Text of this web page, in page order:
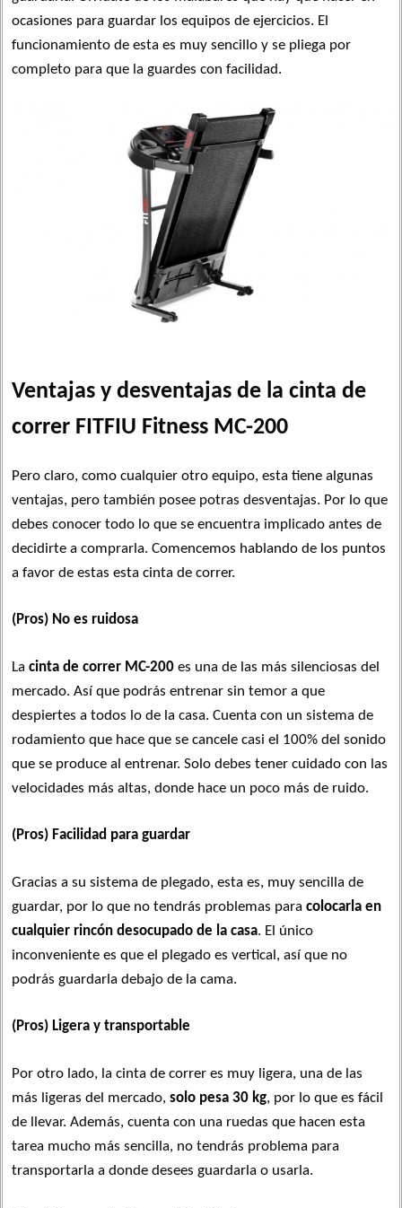
ocasiones para guardar los equipos de ejercicios. El
funcionamiento de esta es muy sencillo y se pliega por
completo para que la guardes con facilidad.
Ventajas y desventajas de la cinta de
correr FITFIU Fitness MC-200
Pero claro, como cualquier otro equipo, esta tiene algunas
ventajas, pero también posee potras desventajas. Por lo que
debes conocer todo lo que se encuentra implicado antes de
decidirte a comprarla. Comencemos hablando de los puntos
a favor de estas esta cinta de correr.
(Pros) No es ruidosa
La cinta de correr MC-200 es una de las más silenciosas del
mercado. Así que podrás entrenar sin temor a que
despiertes a todos lo de la casa. Cuenta con un sistema de
rodamiento que hace que se cancele casi el 100% del sonido
que se produce al entrenar. Solo debes tener cuidado con las
velocidades más altas, donde hace un poco más de ruido.
(Pros) Facilidad para guardar
Gracias a su sistema de plegado, esta es, muy sencilla de
guardar, por lo que no tendrás problemas para colocarla en
cualquier rincón desocupado de la casa. El único
inconveniente es que el plegado es vertical, así que no
podrás guardarla debajo de la cama.
(Pros) Ligera y transportable
Por otro lado, la cinta de correr es muy ligera, una de las
más ligeras del mercado, solo pesa 30 kg, por lo que es fácil
de llevar. Además, cuenta con una ruedas que hacen esta
tarea mucho más sencilla, no tendrás problema para
transportarla a donde desees guardarla o usarla.